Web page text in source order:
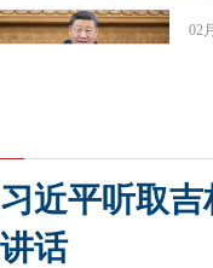
02
习近平听取
讲话